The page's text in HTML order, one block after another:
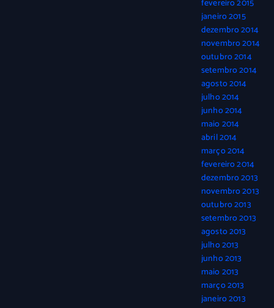
fevereiro 2015
janeiro 2015
dezembro 2014
novembro 2014
outubro 2014
setembro 2014
agosto 2014
julho 2014
junho 2014
maio 2014
abril 2014
março 2014
fevereiro 2014
dezembro 2013
novembro 2013
outubro 2013
setembro 2013
agosto 2013
julho 2013
junho 2013
maio 2013
março 2013
janeiro 2013